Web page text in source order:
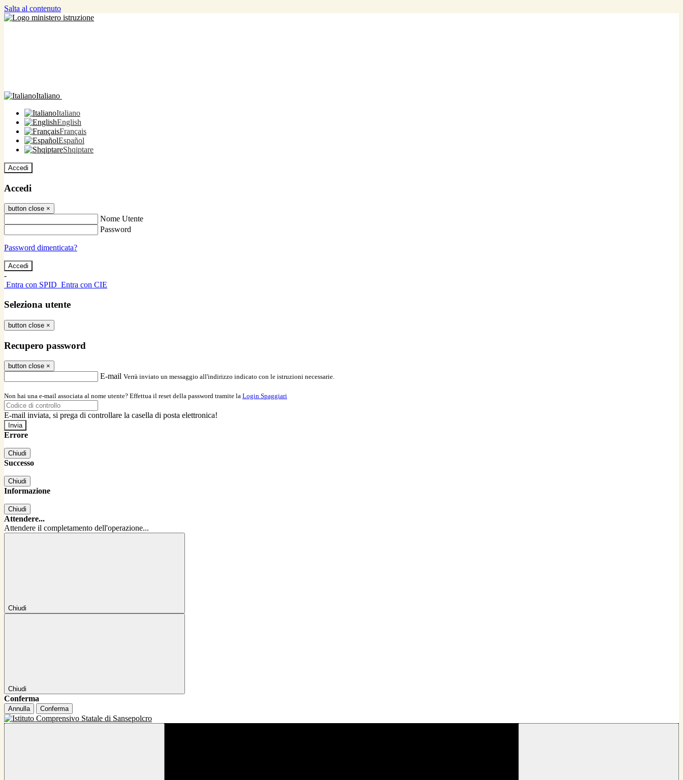
Salta al contenuto
Italiano
Italiano
English
Français
Español
Shqiptare
Accedi
Accedi
button close ×
Nome Utente
Password
Password dimenticata?
-
Entra con SPID Entra con CIE
Seleziona utente
button close ×
Recupero password
button close ×
E-mail Verrà inviato un messaggio all'indirizzo indicato con le istruzioni necessarie.
Non hai una e-mail associata al nome utente? Effettua il reset della password tramite la Login Spaggiari
E-mail inviata, si prega di controllare la casella di posta elettronica!
Errore
Chiudi
Successo
Chiudi
Informazione
Chiudi
Attendere...
Attendere il completamento dell'operazione...
Chiudi
Chiudi
Conferma
Annulla Conferma